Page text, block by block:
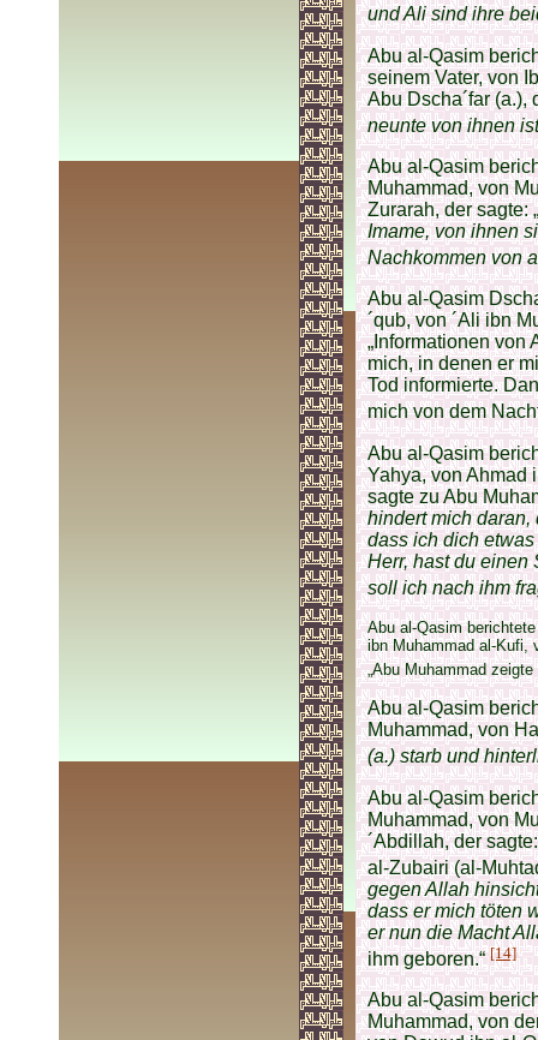
und Ali sind ihre
Abu al-Qasim
seinem Vater, von
Abu Dscha´far (a.),
neunte von ihnen ist
Abu al-Qasim
Muhammad, von
Zurarah, der sagte:
Imame, von ihnen
Nachkommen von
Abu al-Qasim
´qub, von ´Ali ibn
„Informationen von
mich, in denen er
Tod informierte.
mich von dem
Abu al-Qasim
Yahya, von Ahmad
sagte zu Abu
hindert mich daran,
dass ich dich etwas
Herr, hast du einen
soll ich nach ihm
Abu al-Qasim
ibn Muhammad al-Kufi,
„Abu Muhammad
Abu al-Qasim
Muhammad, von
(a.) starb und
Abu al-Qasim
Muhammad, von
´Abdillah, der
al-Zubairi (al-
gegen Allah
dass er mich töten
er nun die Macht
ihm geboren.“[14]
Abu al-Qasim
Muhammad, von